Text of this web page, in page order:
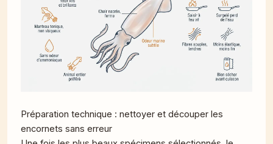
Préparation technique : nettoyer et découper les
encornets sans erreur